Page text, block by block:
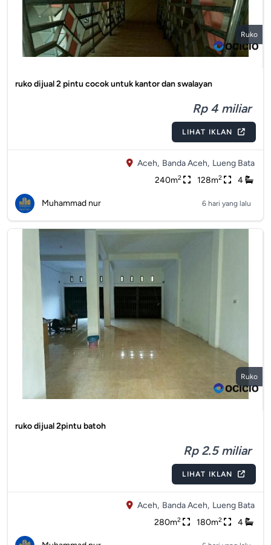
Ruko
ruko dijual 2 pintu cocok untuk kantor dan swalayan
Rp 4 miliar
LIHAT IKLAN
Aceh, Banda Aceh, Lueng Bata
240m2 128m2 4
Muhammad nur 6 hari yang lalu
Ruko
ruko dijual 2pintu batoh
Rp 2.5 miliar
LIHAT IKLAN
Aceh, Banda Aceh, Lueng Bata
280m2 180m2 4